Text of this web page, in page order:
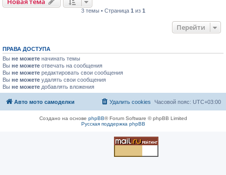
3 темы • Страница 1 из 1
Перейти
ПРАВА ДОСТУПА
Вы не можете начинать темы
Вы не можете отвечать на сообщения
Вы не можете редактировать свои сообщения
Вы не можете удалять свои сообщения
Вы не можете добавлять вложения
Авто мото самоделки Часовой пояс: UTC+03:00
Удалить cookies
Создано на основе phpBB® Forum Software © phpBB Limited
Русская поддержка phpBB